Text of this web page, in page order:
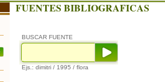
FUENTES BIBLIOGRAFICAS
BUSCAR FUENTE
Ejs.: dimitri / 1995 / flora